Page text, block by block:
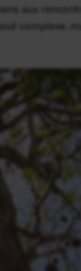
aux
complexe,